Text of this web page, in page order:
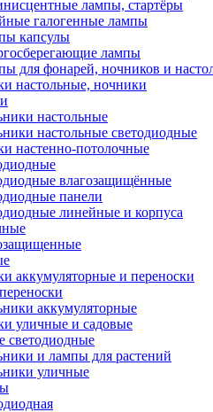
лампы, стартёры
галогенные лампы
капсулы
лампы
для фонарей, ночников и
настольные, ночники
настольные
настольные светодиодные
настенно-потолочные
влагозащищённые
панели
линейные и корпуса
аккумуляторные и переноски
аккумуляторные
уличные и садовые
светодиодные
и лампы для растений
уличные